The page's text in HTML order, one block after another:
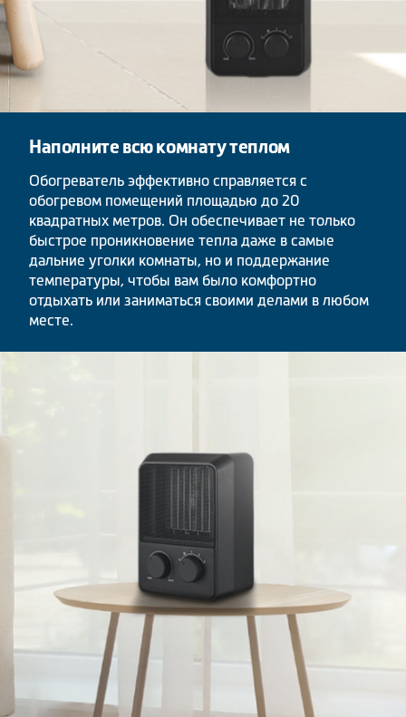
Наполните всю комнату теплом
Обогреватель эффективно справляется с
обогревом помещений площадью до 20
квадратных метров. Он обеспечивает не только
быстрое проникновение тепла даже в самые
дальние уголки комнаты, но и поддержание
температуры, чтобы вам было комфортно
отдыхать или заниматься своими делами в любом
месте.